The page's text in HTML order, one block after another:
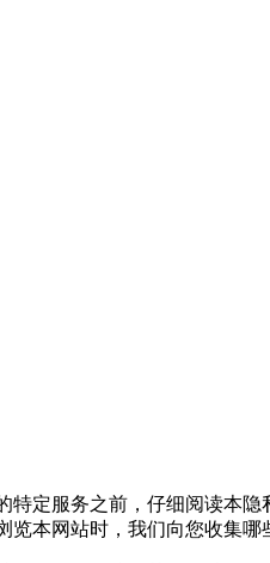
定服务之前，仔细阅读本
本网站时，我们向您收集